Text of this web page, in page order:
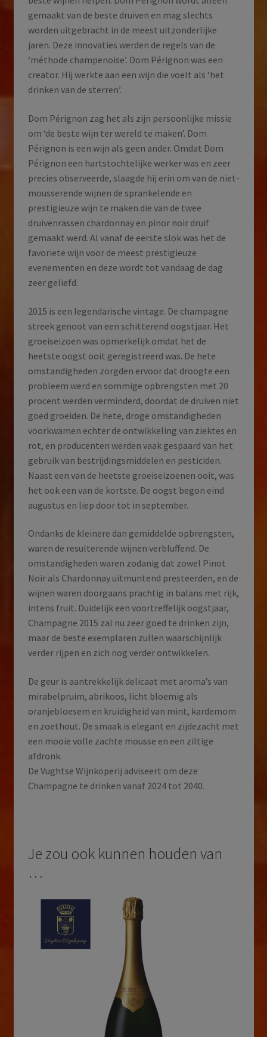
gemaakt van de beste druiven en mag slechts
worden uitgebracht in de meest uitzonderlijke
jaren. Deze innovaties werden de regels van de
‘méthode champenoise’. Dom Pérignon was een
creator. Hij werkte aan een wijn die voelt als ‘het
drinken van de sterren’.
Dom Pérignon zag het als zijn persoonlijke missie
om ‘de beste wijn ter wereld te maken’. Dom
Pérignon is een wijn als geen ander. Omdat Dom
Pérignon een hartstochtelijke werker was en zeer
precies observeerde, slaagde hij erin om van de niet-
mousserende wijnen de sprankelende en
prestigieuze wijn te maken die van de twee
druivenrassen chardonnay en pinor noir druif
gemaakt werd. Al vanaf de eerste slok was het de
favoriete wijn voor de meest prestigieuze
evenementen en deze wordt tot vandaag de dag
zeer geliefd.
2015 is een legendarische vintage. De champagne
streek genoot van een schitterend oogstjaar. Het
groeiseizoen was opmerkelijk omdat het de
heetste oogst ooit geregistreerd was. De hete
omstandigheden zorgden ervoor dat droogte een
probleem werd en sommige opbrengsten met 20
procent werden verminderd, doordat de druiven niet
goed groeiden. De hete, droge omstandigheden
voorkwamen echter de ontwikkeling van ziektes en
rot, en producenten werden vaak gespaard van het
gebruik van bestrijdingsmiddelen en pesticiden.
Naast een van de heetste groeiseizoenen ooit, was
het ook een van de kortste. De oogst begon eind
augustus en liep door tot in september.
Ondanks de kleinere dan gemiddelde opbrengsten,
waren de resulterende wijnen verbluffend. De
omstandigheden waren zodanig dat zowel Pinot
Noir als Chardonnay uitmuntend presteerden, en de
wijnen waren doorgaans prachtig in balans met rijk,
intens fruit. Duidelijk een voortreffelijk oogstjaar,
Champagne 2015 zal nu zeer goed te drinken zijn,
maar de beste exemplaren zullen waarschijnlijk
verder rijpen en zich nog verder ontwikkelen.
De geur is aantrekkelijk delicaat met aroma’s van
mirabelpruim, abrikoos, licht bloemig als
oranjebloesem en kruidigheid van mint, kardemom
en zoethout. De smaak is elegant en zijdezacht met
een mooie volle zachte mousse en een ziltige
afdronk.
De Vughtse Wijnkoperij adviseert om deze
Champagne te drinken vanaf 2024 tot 2040.
Je zou ook kunnen houden van
…